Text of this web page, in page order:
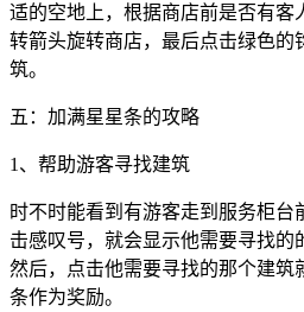
适的空地上，根据商店前是否有客
转箭头旋转商店，最后点击绿色的
筑。
五：加满星星条的攻略
1、帮助游客寻找建筑
时不时能看到有游客走到服务柜台
击感叹号，就会显示他需要寻找的
然后，点击他需要寻找的那个建筑
条作为奖励。